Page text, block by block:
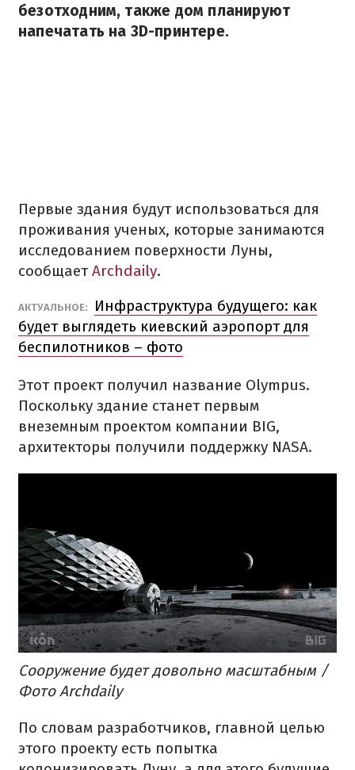
безотходним, также дом планируют
напечатать на 3D-принтере.
Первые здания будут использоваться для
проживания ученых, которые занимаются
исследованием поверхности Луны,
сообщаетArchdaily.
АКТУАЛЬНОЕ:
Инфраструктура будущего: как
будет выглядеть киевский аэропорт для
беспилотников – фото
Этот проект получил название Olympus.
Поскольку здание станет первым
внеземным проектом компании BIG,
архитекторы получили поддержку NASA.
Сооружение будет довольно масштабным /
Фото Archdaily
По словам разработчиков, главной целью
этого проекту есть попытка